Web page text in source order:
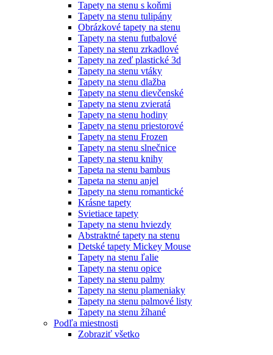
Tapety na stenu s koňmi
Tapety na stenu tulipány
Obrázkové tapety na stenu
Tapety na stenu futbalové
Tapety na stenu zrkadlové
Tapety na zeď plastické 3d
Tapety na stenu vtáky
Tapety na stenu dlažba
Tapety na stenu dievčenské
Tapety na stenu zvieratá
Tapety na stenu hodiny
Tapety na stenu priestorové
Tapety na stenu Frozen
Tapety na stenu slnečnice
Tapety na stenu knihy
Tapeta na stenu bambus
Tapeta na stenu anjel
Tapety na stenu romantické
Krásne tapety
Svietiace tapety
Tapety na stenu hviezdy
Abstraktné tapety na stenu
Detské tapety Mickey Mouse
Tapety na stenu ľalie
Tapety na stenu opice
Tapety na stenu palmy
Tapety na stenu plameniaky
Tapety na stenu palmové listy
Tapety na stenu žíhané
Podľa miestnosti
Zobraziť všetko